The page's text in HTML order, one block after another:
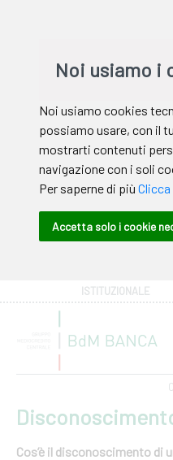
ISTITUZIONALE
Cos’è il disconoscimento di